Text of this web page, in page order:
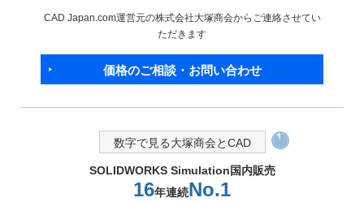
CAD Japan.com運営元の株式会社大塚商会からご連絡させてい
ただきます
価格のご相談・お問い合わせ
数字で見る大塚商会とCAD
SOLIDWORKS Simulation国内販売
16年連続No.1